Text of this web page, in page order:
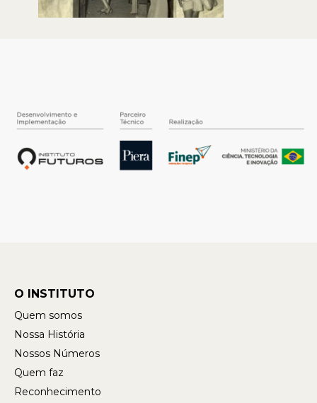
O INSTITUTO
Quem somos
Nossa História
Nossos Números
Quem faz
Reconhecimento